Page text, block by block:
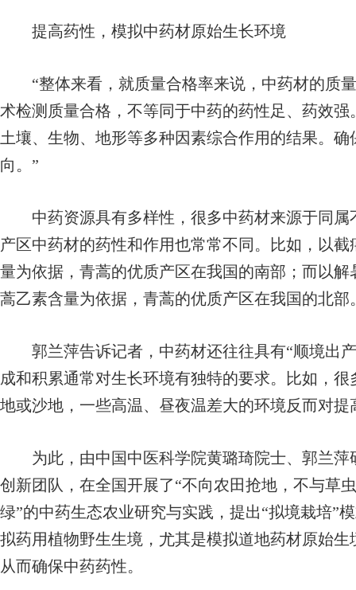
提高药性，模拟中药材原始生长环境
“整体来看，就质量合格率来说，中药材的质
术检测质量合格，不等同于中药的药性足、药效
土壤、生物、地形等多种因素综合作用的结果。
向。”
中药资源具有多样性，很多中药材来源于同属
产区中药材的药性和作用也常常不同。比如，以
量为依据，青蒿的优质产区在我国的南部；而以
蒿乙素含量为依据，青蒿的优质产区在我国的北部
郭兰萍告诉记者，中药材还往往具有“顺境出产
成和积累通常对生长环境有独特的要求。比如，
地或沙地，一些高温、昼夜温差大的环境反而对
为此，由中国中医科学院黄璐琦院士、郭兰萍
创新团队，在全国开展了“不向农田抢地，不与草
绿”的中药生态农业研究与实践，提出“拟境栽培”
拟药用植物野生生境，尤其是模拟道地药材原始
从而确保中药药性。